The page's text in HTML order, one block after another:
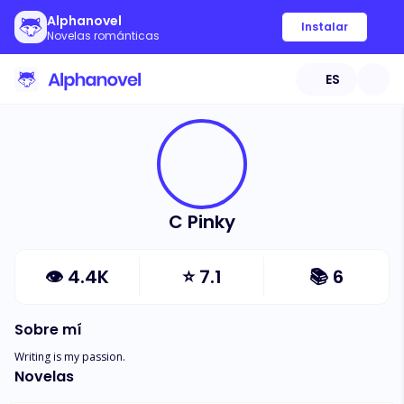
Alphanovel
Novelas románticas
Instalar
ES
C Pinky
👁 4.4K ⭐7.1 📚 6
Sobre mí
Writing is my passion.
Novelas